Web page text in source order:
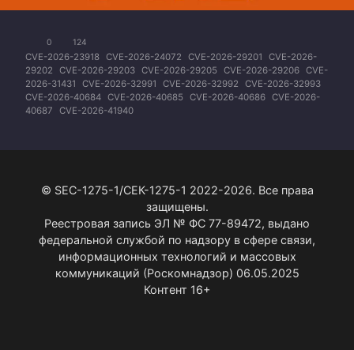
0 124
CVE-2026-23918 CVE-2026-24072 CVE-2026-29201
CVE-2026-
29202
CVE-2026-29203 CVE-2026-29205 CVE-2026-29206 CVE-
2026-31431
CVE-2026-32991 CVE-2026-32992
CVE-2026-32993
CVE-2026-40684 CVE-2026-40685 CVE-2026-40686 CVE-2026-
40687
CVE-2026-41940
© SEC-1275-1/СЕК-1275-1 2022-2026. Все права
защищены.
Реестровая запись ЭЛ № ФС 77-89472, выдано
федеральной службой по надзору в сфере связи,
информационных технологий и массовых
коммуникаций (Роскомнадзор) 06.05.2025
Контент 16+